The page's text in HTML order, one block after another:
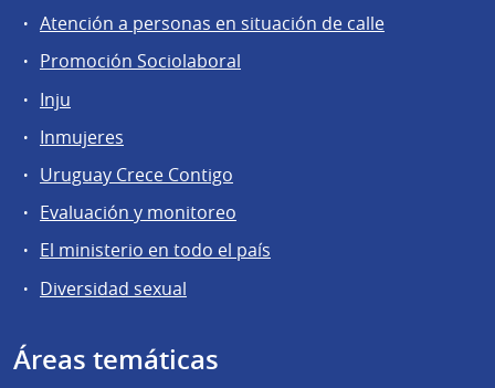
Atención a personas en situación de calle
Promoción Sociolaboral
Inju
Inmujeres
Uruguay Crece Contigo
Evaluación y monitoreo
El ministerio en todo el país
Diversidad sexual
Áreas temáticas